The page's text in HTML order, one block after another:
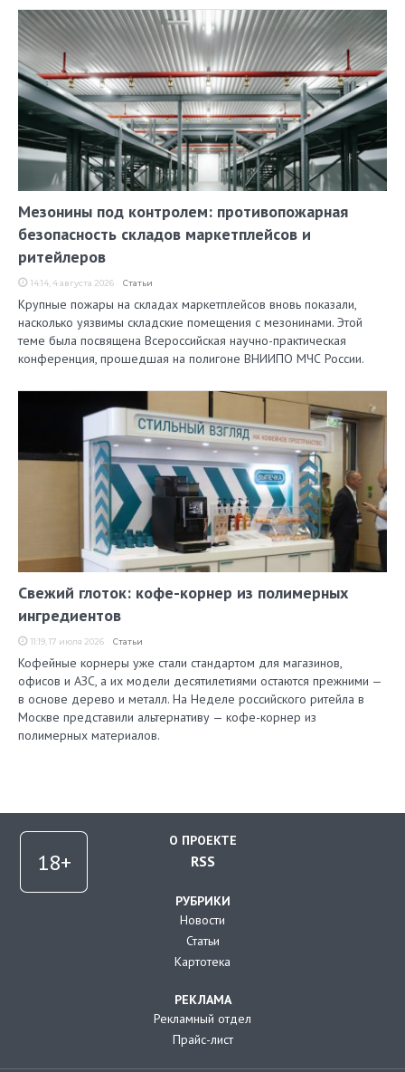
Мезонины под контролем: противопожарная
безопасность складов маркетплейсов и
ритейлеров
14:14, 4 августа 2026 Статьи
Крупные пожары на складах маркетплейсов вновь показали,
насколько уязвимы складские помещения с мезонинами. Этой
теме была посвящена Всероссийская научно-практическая
конференция, прошедшая на полигоне ВНИИПО МЧС России.
Свежий глоток: кофе-корнер из полимерных
ингредиентов
11:19, 17 июля 2026 Статьи
Кофейные корнеры уже стали стандартом для магазинов,
офисов и АЗС, а их модели десятилетиями остаются прежними —
в основе дерево и металл. На Неделе российского ритейла в
Москве представили альтернативу — кофе-корнер из
полимерных материалов.
О ПРОЕКТЕ
RSS
РУБРИКИ
Новости
Статьи
Картотека
РЕКЛАМА
Рекламный отдел
Прайс-лист